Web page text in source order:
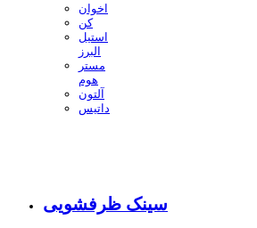
اخوان
کن
استیل
البرز
مستر
هوم
آلتون
داتیس
سینک ظرفشویی